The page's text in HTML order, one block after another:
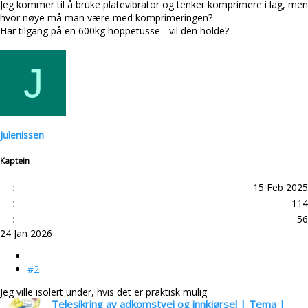
Jeg kommer til å bruke platevibrator og tenker komprimere i lag, men
hvor nøye må man være med komprimeringen?
Har tilgang på en 600kg hoppetusse - vil den holde?
J
Julenissen
Kaptein
15 Feb 2025
114
56
24 Jan 2026
#2
Jeg ville isolert under, hvis det er praktisk mulig
Telesikring av adkomstvei og innkjørsel | Tema |